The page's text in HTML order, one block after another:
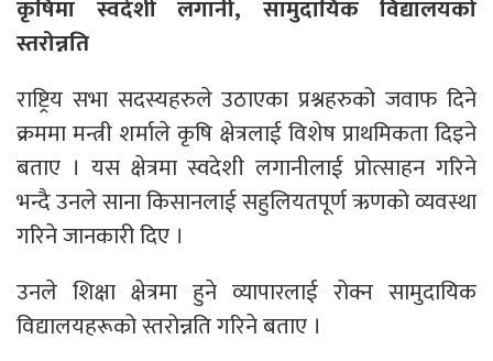
कृषिमा स्वदेशी लगानी, सामुदायिक विद्यालयको
स्तरोन्नति
राष्ट्रिय सभा सदस्यहरुले उठाएका प्रश्नहरुको जवाफ दिने
क्रममा मन्त्री शर्माले कृषि क्षेत्रलाई विशेष प्राथमिकता दिइने
बताए । यस क्षेत्रमा स्वदेशी लगानीलाई प्रोत्साहन गरिने
भन्दै उनले साना किसानलाई सहुलियतपूर्ण ऋणको व्यवस्था
गरिने जानकारी दिए ।
उनले शिक्षा क्षेत्रमा हुने व्यापारलाई रोक्न सामुदायिक
विद्यालयहरूको स्तरोन्नति गरिने बताए ।